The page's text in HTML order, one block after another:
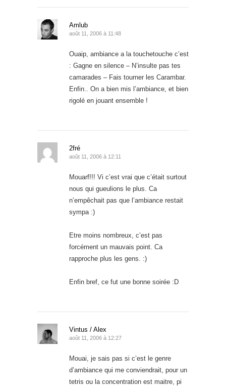
Amlub
août 11, 2006 à 11:48
Ouaip, ambiance a la touchetouche c’est
: Gagne en silence – N’insulte pas tes
camarades – Fais tourner les Carambar.
Enfin.. On a bien mis l’ambiance, et bien
rigolé en jouant ensemble !
2fré
août 11, 2006 à 12:11
Mouarf!!! Vi c’est vrai que c’était surtout
nous qui gueulions le plus. Ca
n’empêchait pas que l’ambiance restait
sympa :)
Etre moins nombreux, c’est pas
forcément un mauvais point. Ca
rapproche plus les gens. :)
Enfin bref, ce fut une bonne soirée :D
Vintus / Alex
août 11, 2006 à 12:27
Mouai, je sais pas si c’est le genre
d’ambiance qui me conviendrait, pour un
tetris ou la concentration est maitre, pi